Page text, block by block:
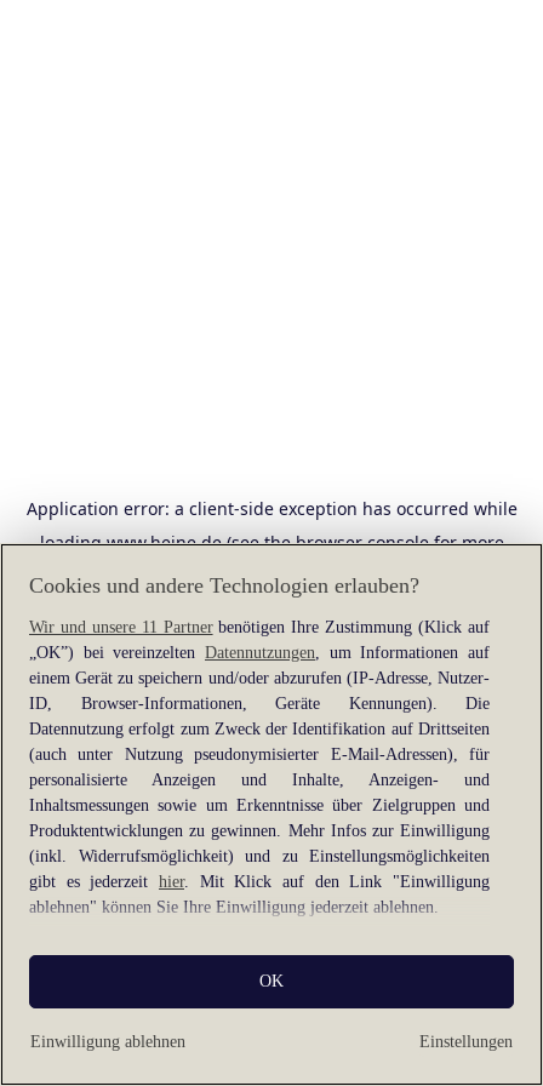
Application error: a client-side exception has occurred while
loadingwww.heine.de(see the browser consolefor more
information).
Cookies und andere Technologien erlauben?
Wir und unsere 11 Partnerbenötigen Ihre Zustimmung (Klick auf
„OK”) bei vereinzelten Datennutzungen, um Informationen auf
einem Gerät zu speichern und/oder abzurufen (IP-Adresse, Nutzer-
ID, Browser-Informationen, Geräte Kennungen). Die
Datennutzung erfolgt zum Zweck der Identifikation auf Drittseiten
(auch unter Nutzung pseudonymisierter E-Mail-Adressen), für
personalisierte Anzeigen und Inhalte, Anzeigen- und
Inhaltsmessungen sowie um Erkenntnisse über Zielgruppen und
Produktentwicklungen zu gewinnen. Mehr Infos zur Einwilligung
(inkl. Widerrufsmöglichkeit) und zu Einstellungsmöglichkeiten
gibt es jederzeit hier. Mit Klick auf den Link "Einwilligung
ablehnen" können Sie Ihre Einwilligung jederzeit ablehnen.
Sie können Ihre Einwilligung auch jederzeit grundlos mit Wirkung
für die Zukunft widerrufen, indem Sie z. B. auf den Button
"Cookie-Einstellungen" im Footer der Website und "Alle
ablehnen" klicken.
Einstellungen
Einwilligung ablehnen
OK